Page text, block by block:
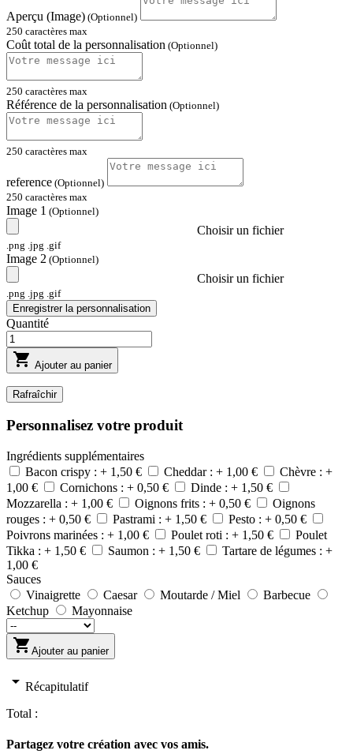
Aperçu (Image) (Optionnel)
250 caractères max
Coût total de la personnalisation (Optionnel)
250 caractères max
Référence de la personnalisation (Optionnel)
250 caractères max
reference (Optionnel)
250 caractères max
Image 1 (Optionnel)
Choisir un fichier
.png .jpg .gif
Image 2 (Optionnel)
Choisir un fichier
.png .jpg .gif
Enregistrer la personnalisation
Quantité
 Ajouter au panier
Personnalisez votre produit
Ingrédients supplémentaires
Bacon crispy : + 1,50 €
Cheddar : + 1,00 €
Chèvre : +
1,00 €
Cornichons : + 0,50 €
Dinde : + 1,50 €
Mozzarella : + 1,00 €
Oignons frits : + 0,50 €
Oignons
rouges : + 0,50 €
Pastrami : + 1,50 €
Pesto : + 0,50 €
Poivrons marinées : + 1,00 €
Poulet roti : + 1,50 €
Poulet
Tikka : + 1,50 €
Saumon : + 1,50 €
Tartare de légumes : +
1,00 €
Sauces
Vinaigrette
Caesar Moutarde / Miel
Barbecue
Ketchup
Mayonnaise
 Ajouter au panier
arrow_drop_down Récapitulatif
Total :
Partagez votre création avec vos amis.